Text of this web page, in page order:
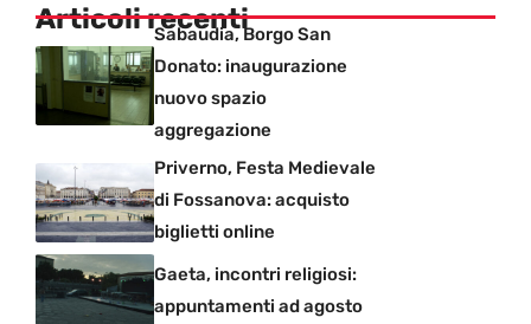
Articoli recenti
Sabaudia, Borgo San
Donato: inaugurazione
nuovo spazio
aggregazione
Priverno, Festa Medievale
di Fossanova: acquisto
biglietti online
Gaeta, incontri religiosi:
appuntamenti ad agosto